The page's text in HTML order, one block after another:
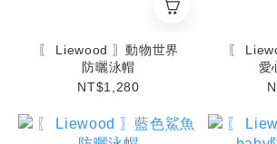
〖 Liewood 〗動物世界
防曬泳帽
NT$1,280
〖
愛